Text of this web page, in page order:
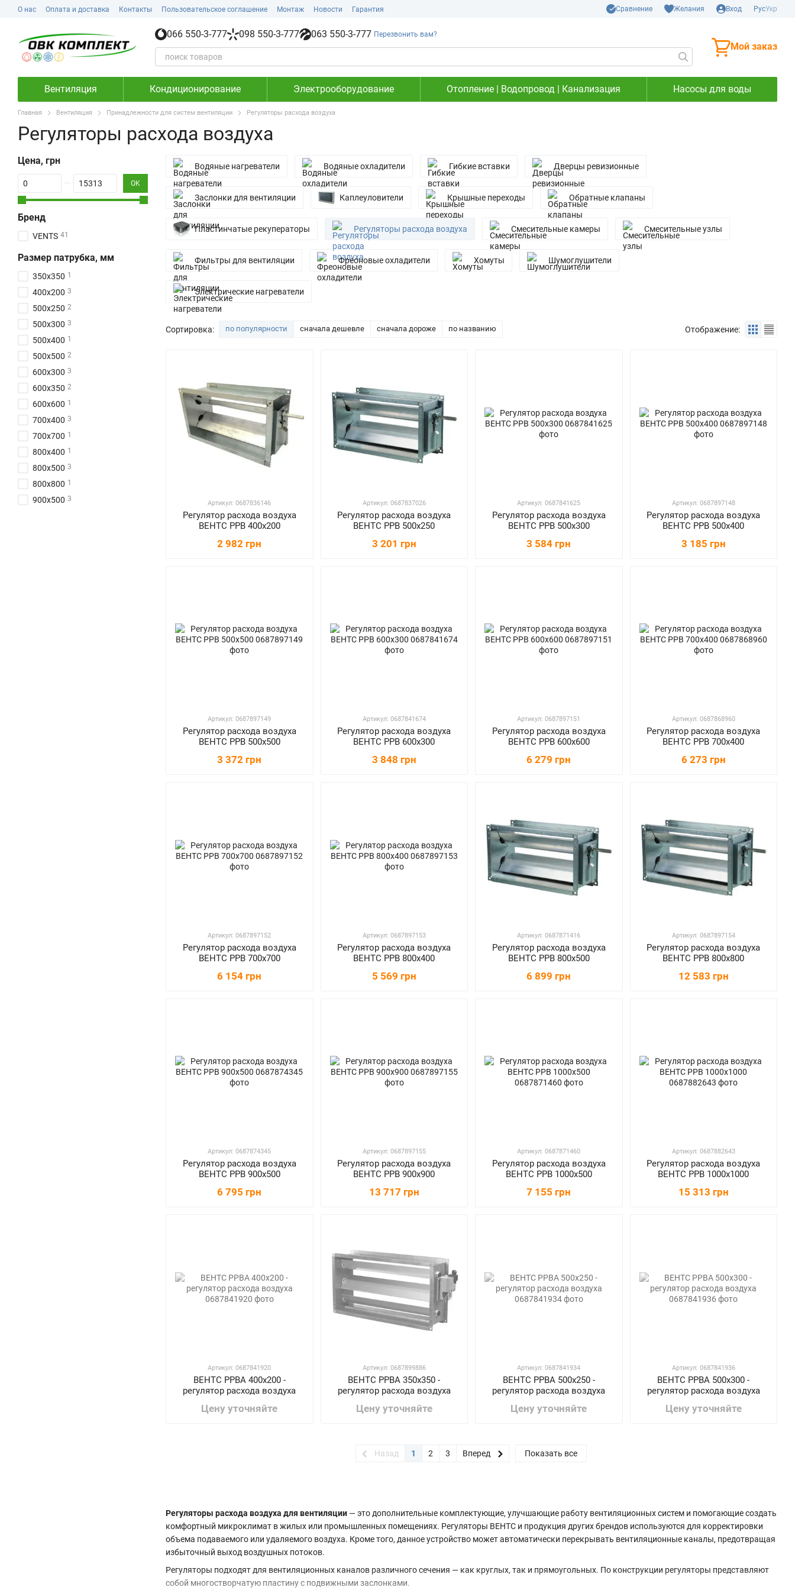
Перейти к основному контенту
О нас Оплата и доставка Контакты Пользовательское соглашение Монтаж Новости Гарантия Сравнение Желания Вход РусУкр
066 550-3-777 098 550-3-777 063 550-3-777 Перезвонить вам?
Мой заказ
Вентиляция Кондиционирование Электрооборудование Отопление | Водопровод | Канализация Насосы для воды
Главная Вентиляция Принадлежности для систем вентиляции Регуляторы расхода воздуха
Регуляторы расхода воздуха
Водяные нагреватели Водяные охладители Гибкие вставки Дверцы ревизионные
Заслонки для вентиляции Каплеуловители Крышные переходы Обратные клапаны
Пластинчатые рекуператоры Регуляторы расхода воздуха Смесительные камеры Смесительные узлы
Фильтры для вентиляции Фреоновые охладители Хомуты Шумоглушители
Электрические нагреватели
Сортировка: по популярности сначала дешевле сначала дороже по названию Отображение:
Регуляторы расхода воздуха для вентиляции — это дополнительные комплектующие, улучшающие работу вентиляционных систем и помогающие создать
комфортный микроклимат в жилых или промышленных помещениях. Регуляторы ВЕНТС и продукция других брендов используются для корректировки
объема подаваемого или удаляемого воздуха. Кроме того, данное устройство может автоматически перекрывать вентиляционные каналы, предотвращая
избыточный выход воздушных потоков.
Регуляторы подходят для вентиляционных каналов различного сечения — как круглых, так и прямоугольных. По конструкции регуляторы представляют
собой многостворчатую пластину с подвижными заслонками.
Артикул: 0687836146
Регулятор расхода воздуха
ВЕНТС РРВ 400х200
2 982 грн
Артикул: 0687837026
Регулятор расхода воздуха
ВЕНТС РРВ 500х250
3 201 грн
Артикул: 0687841625
Регулятор расхода воздуха
ВЕНТС РРВ 500х300
3 584 грн
Артикул: 0687897148
Регулятор расхода воздуха
ВЕНТС РРВ 500х400
3 185 грн
Артикул: 0687897149
Регулятор расхода воздуха
ВЕНТС РРВ 500х500
3 372 грн
Артикул: 0687841674
Регулятор расхода воздуха
ВЕНТС РРВ 600х300
3 848 грн
Артикул: 0687897151
Регулятор расхода воздуха
ВЕНТС РРВ 600х600
6 279 грн
Артикул: 0687868960
Регулятор расхода воздуха
ВЕНТС РРВ 700х400
6 273 грн
Артикул: 0687897152
Регулятор расхода воздуха
ВЕНТС РРВ 700х700
6 154 грн
Артикул: 0687897153
Регулятор расхода воздуха
ВЕНТС РРВ 800х400
5 569 грн
Артикул: 0687871416
Регулятор расхода воздуха
ВЕНТС РРВ 800х500
6 899 грн
Артикул: 0687897154
Регулятор расхода воздуха
ВЕНТС РРВ 800х800
12 583 грн
Артикул: 0687874345
Регулятор расхода воздуха
ВЕНТС РРВ 900х500
6 795 грн
Артикул: 0687897155
Регулятор расхода воздуха
ВЕНТС РРВ 900х900
13 717 грн
Артикул: 0687871460
Регулятор расхода воздуха
ВЕНТС РРВ 1000х500
7 155 грн
Артикул: 0687882643
Регулятор расхода воздуха
ВЕНТС РРВ 1000х1000
15 313 грн
Артикул: 0687841920
ВЕНТС РРВА 400х200 -
регулятор расхода воздуха
Цену уточняйте
Артикул: 0687899886
ВЕНТС РРВА 350х350 -
регулятор расхода воздуха
Цену уточняйте
Артикул: 0687841934
ВЕНТС РРВА 500х250 -
регулятор расхода воздуха
Цену уточняйте
Артикул: 0687841936
ВЕНТС РРВА 500х300 -
регулятор расхода воздуха
Цену уточняйте
Назад 1 2 3 Вперед Показать все
Цена, грн
От Цена, грн
До Цена, грн OK
Бренд
VENTS 41
Размер патрубка, мм
350x350 1
400x200 3
500x250 2
500x300 3
500x400 1
500x500 2
600x300 3
600x350 2
600x600 1
700x400 3
700x700 1
800x400 1
800x500 3
800x800 1
900x500 3